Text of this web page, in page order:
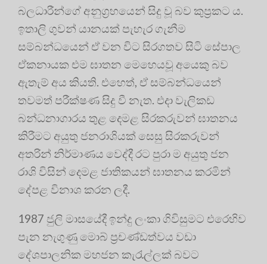
බලධාරීන්ගේ අනුග්‍රහයෙන් සිදු වූ බව කුප්‍රකට ය.
ඉතාලි ගුවන් යානයක් පැහැර ගැනීම
සම්බන්ධයෙන් ඒ වන විට සිරගතව සිටි සේපාල
ඒකනායක එම ඝාතන මෙහෙයවූ අයෙකු බව
ඇතැම් අය කියති. එහෙත්, ඒ සම්බන්ධයෙන්
තවමත් පරීක්ෂණ සිදු වී නැත. එදා වැලිකඩ
බන්ධනාගාරය තුළ දෙමළ සිරකරුවන් ඝාතනය
කිරීමට අයුතු ජනරාශියක් සෙසු සිරකරුවන්
අතරින් නිර්මාණය වෙද්දී රට පුරා ම අයුතු ජන
රාශි විසින් දෙමළ ජාතිකයන් ඝාතනය කරමින්
දේපළ විනාශ කරන ලදී.
1987 ජුලි මාසයේදී ඉන්දු ලංකා ගිවිසුමට එරෙහිව
පැන නැගුණු මොබ් ප්‍රචණ්ඩත්වය වඩා
දේශපාලනික මහජන කැරැල්ලක් බවට